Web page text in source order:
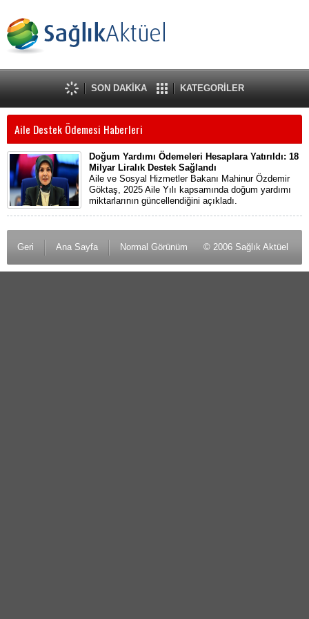
SON DAKİKA KATEGORİLER
Aile Destek Ödemesi Haberleri
Doğum Yardımı Ödemeleri Hesaplara Yatırıldı: 18
Milyar Liralık Destek Sağlandı
Aile ve Sosyal Hizmetler Bakanı Mahinur Özdemir
Göktaş, 2025 Aile Yılı kapsamında doğum yardımı
miktarlarının güncellendiğini açıkladı.
Geri Ana Sayfa Normal Görünüm © 2006 Sağlık Aktüel